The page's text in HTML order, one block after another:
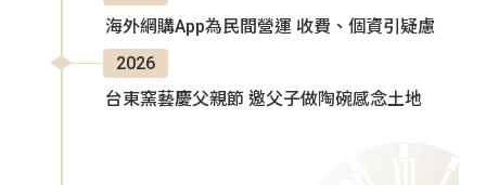
海外網購App為民間營運 收費、個資引疑慮
2026
台東窯藝慶父親節 邀父子做陶碗感念土地